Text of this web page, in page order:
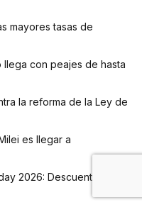
mayores tasas de
llega con peajes de hasta
la reforma de la Ley de
es llegar a
2026: Descuentos,